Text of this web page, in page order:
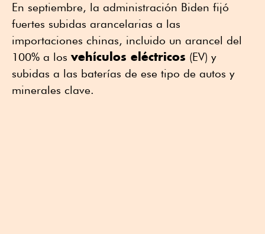
En septiembre, la administración Biden fijó
fuertes subidas arancelarias a las
importaciones chinas, incluido un arancel del
100% a los vehículos eléctricos (EV) y
subidas a las baterías de ese tipo de autos y
minerales clave.